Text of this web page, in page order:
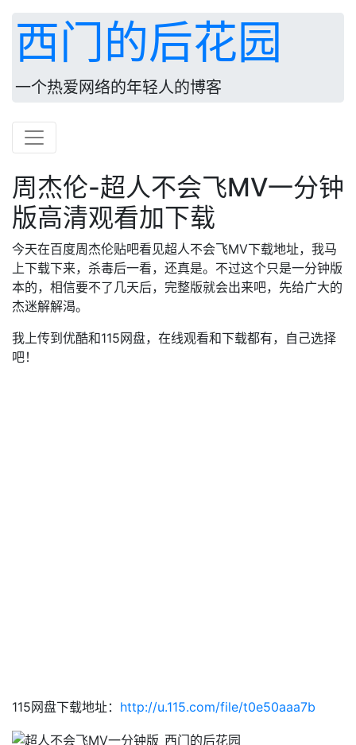
西门的后花园
一个热爱网络的年轻人的博客
周杰伦-超人不会飞MV一分钟
版高清观看加下载
今天在百度周杰伦贴吧看见超人不会飞MV下载地址，我马
上下载下来，杀毒后一看，还真是。不过这个只是一分钟版
本的，相信要不了几天后，完整版就会出来吧，先给广大的
杰迷解解渴。
我上传到优酷和115网盘，在线观看和下载都有，自己选择
吧！
115网盘下载地址： http://u.115.com/file/t0e50aaa7b